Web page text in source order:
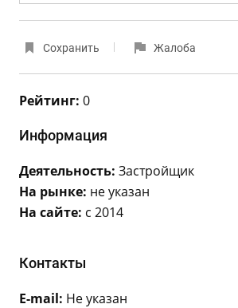
Сохранить Жалоба
Рейтинг: 0
Информация
Деятельность: Застройщик
На рынке: не указан
На сайте: с 2014
Контакты
E-mail: Не указан